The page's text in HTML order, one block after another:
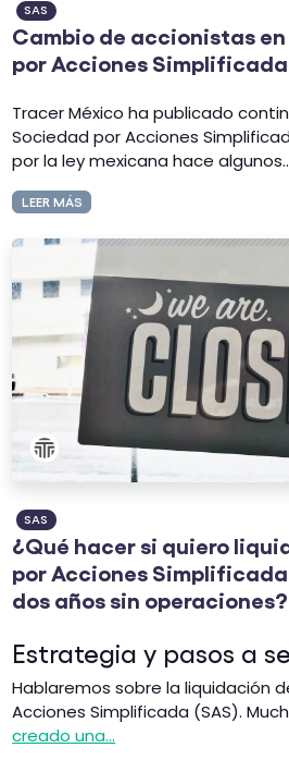
SAS
Cambio de accionistas
por Acciones Simplificada
Tracer México ha publicado
Sociedad por Acciones
por la ley mexicana hace
LEER MÁS
SAS
¿Qué hacer si quiero
por Acciones
dos años sin operaciones?
Estrategia y pasos a
Hablaremos sobre la liquidación
Acciones Simplificada (SAS).
creado una...